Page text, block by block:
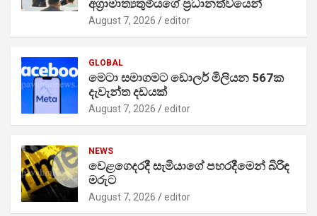
අග්‍රාමාත්‍යතුමියගේ ප්‍රධානත්වයෙන්
August 7, 2026 editor
GLOBAL
මෙටා සමාගමට ඩොලර් මිලියන 567ක
දැවැන්ත දඩයක්
August 7, 2026 editor
NEWS
වෙළගෙදරදී සැමියාගේ පහරදීමෙන් බිරිඳ
මරුට
August 7, 2026 editor